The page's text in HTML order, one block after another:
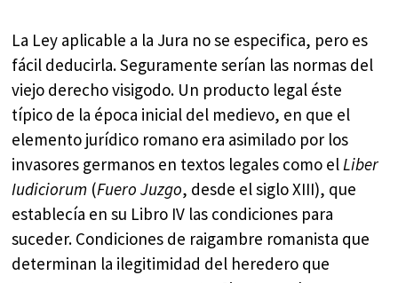
La Ley aplicable a la Jura no se especifica, pero es
fácil deducirla. Seguramente serían las normas del
viejo derecho visigodo. Un producto legal éste
típico de la época inicial del medievo, en que el
elemento jurídico romano era asimilado por los
invasores germanos en textos legales como el Liber
Iudiciorum (Fuero Juzgo, desde el siglo XIII), que
establecía en su Libro IV las condiciones para
suceder. Condiciones de raigambre romanista que
determinan la ilegitimidad del heredero que